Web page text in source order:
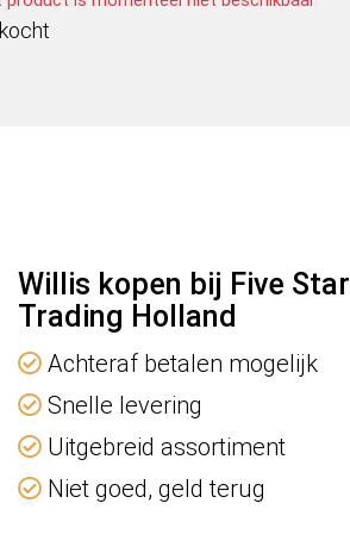
Willis kopen bij Five Star
Trading Holland
Achteraf betalen mogelijk
Snelle levering
Uitgebreid assortiment
Niet goed, geld terug